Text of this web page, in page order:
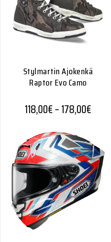
Stylmartin Ajokenkä
Raptor Evo Camo
118,00€–178,00€